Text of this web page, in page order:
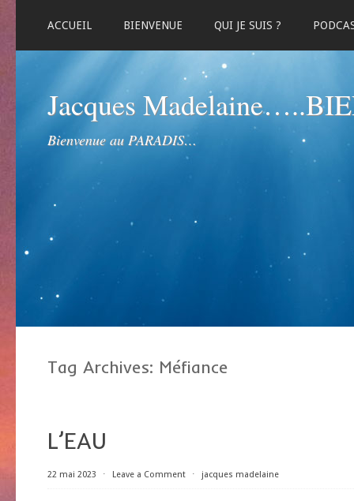
ACCUEIL BIENVENUE QUI JE SUIS ?
Jacques
Bienvenue au PARADIS…
Tag Archives: Méfiance
L’EAU
22 mai 2023 ⋅ Leave a Comment ⋅ jacques madelaine